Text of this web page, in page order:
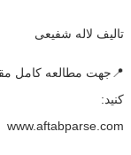
تالیف لاله شفیعی
📍جهت مطالعه کامل
کنید:
www.aftabparse.com